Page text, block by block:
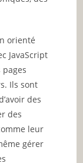
orienté
JavaScript
pages
Ils sont
des
des
leur
gérer